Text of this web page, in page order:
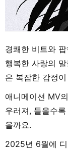
경쾌한 비트와
행복한 사랑의
은 복잡한 감정
애니메이션 MV
우러져, 들을수
을까요.
2025년 6월에